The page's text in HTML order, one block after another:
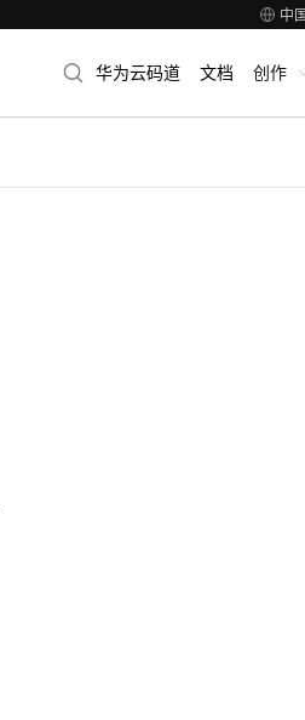
中
华为云码道 文档 创作